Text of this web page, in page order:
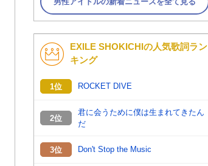
EXILE SHOKICHIの人気歌詞ラン
キング
1位 ROCKET DIVE
2位
君に会うために僕は生まれてきたん
だ
3位 Don't Stop the Music